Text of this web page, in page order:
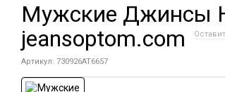
Мужские Джинсы
jeansoptom.com
Артикул: 730926AT6657